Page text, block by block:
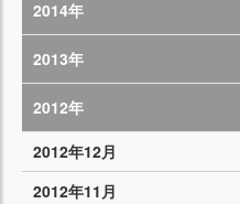
2014年
2013年
2012年
2012年12月
2012年11月